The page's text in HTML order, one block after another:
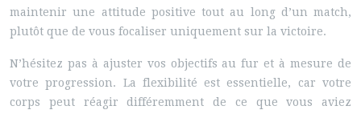
maintenir une attitude positive tout au long d’un match,
plutôt que de vous focaliser uniquement sur la victoire.
N’hésitez pas à ajuster vos objectifs au fur et à mesure de
votre progression. La flexibilité est essentielle, car votre
corps peut réagir différemment de ce que vous aviez